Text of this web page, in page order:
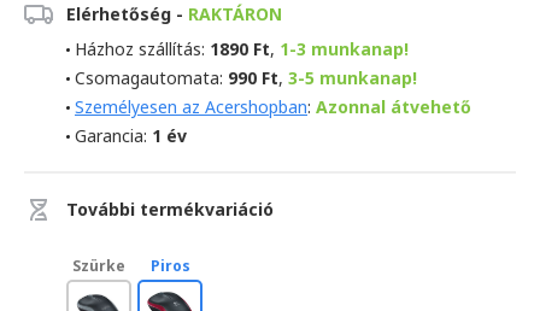
Elérhetőség - RAKTÁRON
Házhoz szállítás: 1890 Ft, 1-3 munkanap!
Csomagautomata: 990 Ft, 3-5 munkanap!
Személyesen az Acershopban: Azonnal átvehető
Garancia: 1 év
További termékvariáció
Szürke Piros